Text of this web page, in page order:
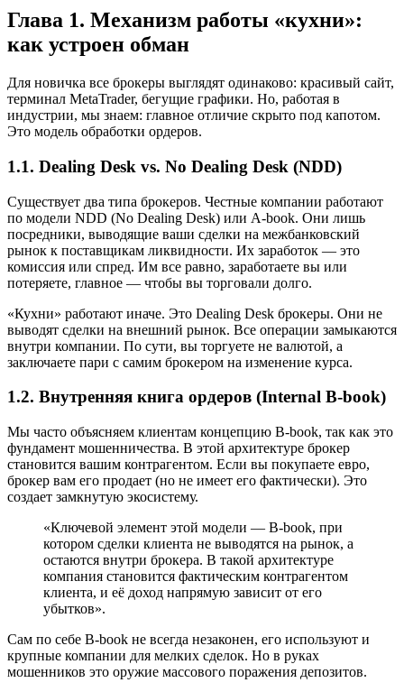
Глава 1. Механизм работы «кухни»:
как устроен обман
Для новичка все брокеры выглядят одинаково: красивый сайт,
терминал MetaTrader, бегущие графики. Но, работая в
индустрии, мы знаем: главное отличие скрыто под капотом.
Это модель обработки ордеров.
1.1. Dealing Desk vs. No Dealing Desk (NDD)
Существует два типа брокеров. Честные компании работают
по модели NDD (No Dealing Desk) или A-book. Они лишь
посредники, выводящие ваши сделки на межбанковский
рынок к поставщикам ликвидности. Их заработок — это
комиссия или спред. Им все равно, заработаете вы или
потеряете, главное — чтобы вы торговали долго.
«Кухни» работают иначе. Это Dealing Desk брокеры. Они не
выводят сделки на внешний рынок. Все операции замыкаются
внутри компании. По сути, вы торгуете не валютой, а
заключаете пари с самим брокером на изменение курса.
1.2. Внутренняя книга ордеров (Internal B-book)
Мы часто объясняем клиентам концепцию B-book, так как это
фундамент мошенничества. В этой архитектуре брокер
становится вашим контрагентом. Если вы покупаете евро,
брокер вам его продает (но не имеет его фактически). Это
создает замкнутую экосистему.
«Ключевой элемент этой модели — B-book, при
котором сделки клиента не выводятся на рынок, а
остаются внутри брокера. В такой архитектуре
компания становится фактическим контрагентом
клиента, и её доход напрямую зависит от его
убытков».
Сам по себе B-book не всегда незаконен, его используют и
крупные компании для мелких сделок. Но в руках
мошенников это оружие массового поражения депозитов.